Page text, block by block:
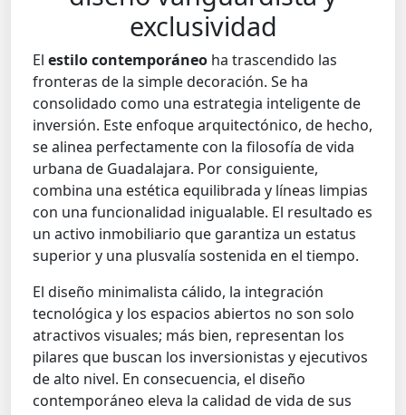
exclusividad
El estilo contemporáneo ha trascendido las
fronteras de la simple decoración. Se ha
consolidado como una estrategia inteligente de
inversión. Este enfoque arquitectónico, de hecho,
se alinea perfectamente con la filosofía de vida
urbana de Guadalajara. Por consiguiente,
combina una estética equilibrada y líneas limpias
con una funcionalidad inigualable. El resultado es
un activo inmobiliario que garantiza un estatus
superior y una plusvalía sostenida en el tiempo.
El diseño minimalista cálido, la integración
tecnológica y los espacios abiertos no son solo
atractivos visuales; más bien, representan los
pilares que buscan los inversionistas y ejecutivos
de alto nivel. En consecuencia, el diseño
contemporáneo eleva la calidad de vida de sus